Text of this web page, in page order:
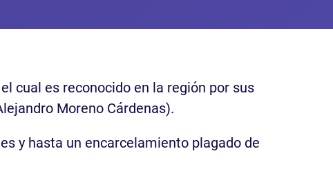
cual es reconocido en la región por sus
Moreno Cárdenas).
y hasta un encarcelamiento plagado de